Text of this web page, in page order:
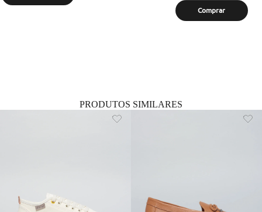
Comprar
PRODUTOS SIMILARES